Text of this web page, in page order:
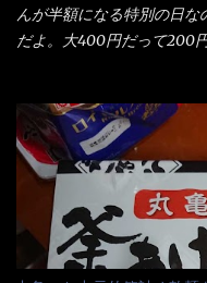
んが半額になる特別の日
だよ。大400円だって200
でる～ でもコレって食べ
初と最後では麺の固さとい
らないじゃん！ 茹で上げ
う。 事前にググって調べ
文方法としてあるらしい
者も居るらしい云う事。
配慮でもある。 11:20 店